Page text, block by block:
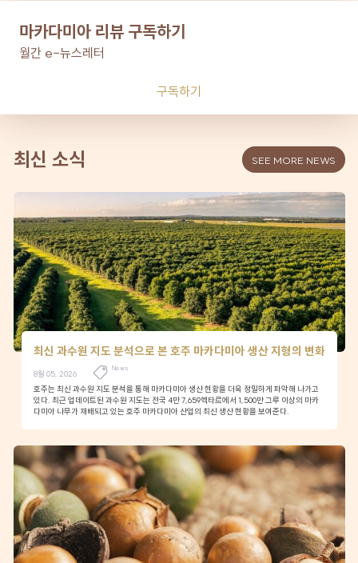
마카다미아 리뷰 구독하기
월간 e-뉴스레터
구독하기
최신 소식 SEE MORE NEWS
최신 과수원 지도 분석으로 본 호주 마카다미아 생산 지형의 변화
8월 05, 2026
News
호주는 최신 과수원 지도 분석을 통해 마카다미아 생산 현황을 더욱 정밀하게 파악해 나가고
있다. 최근 업데이트된 과수원 지도는 전국 4만 7,659헥타르에서 1,500만 그루 이상의 마카
다미아 나무가 재배되고 있는 호주 마카다미아 산업의 최신 생산 현황을 보여준다.